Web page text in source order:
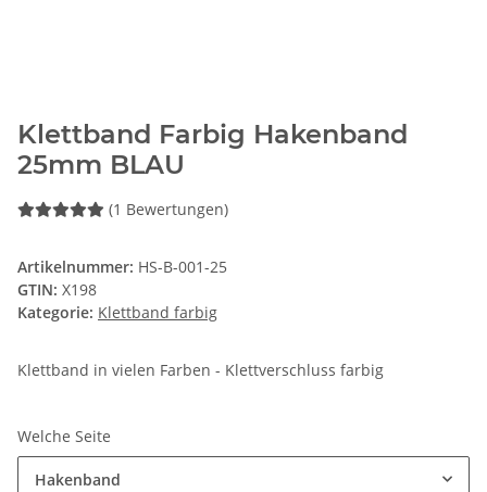
Klettband Farbig Hakenband
25mm BLAU
(1 Bewertungen)
Artikelnummer: HS-B-001-25
GTIN: X198
Kategorie: Klettband farbig
Klettband in vielen Farben - Klettverschluss farbig
Welche Seite
Hakenband